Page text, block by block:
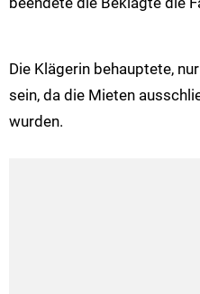
Die Klägerin behauptete,
sein, da die Mieten
wurden.